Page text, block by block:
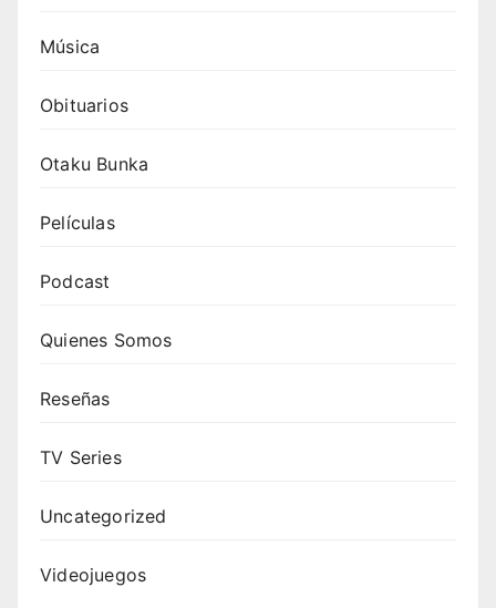
Música
Obituarios
Otaku Bunka
Películas
Podcast
Quienes Somos
Reseñas
TV Series
Uncategorized
Videojuegos